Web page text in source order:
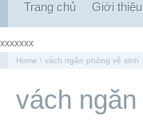
Trang chủ Giới thiệu
xxxxxxx
Home \ vách ngăn phòng vệ sinh
vách